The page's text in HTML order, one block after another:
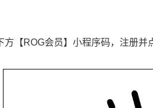
方【ROG会员】小程序码，注册并